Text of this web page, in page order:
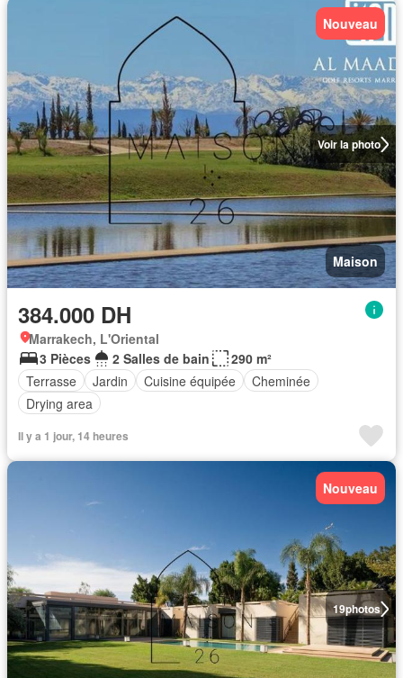
Voir la photo
Nouveau
Maison
384.000 DH
Marrakech, L'Oriental
3 Pièces
2 Salles de bain
290 m²
Terrasse
Jardin Cuisine équipée
Cheminée
Drying area
Il y a 1 jour, 14 heures
19photos
Nouveau